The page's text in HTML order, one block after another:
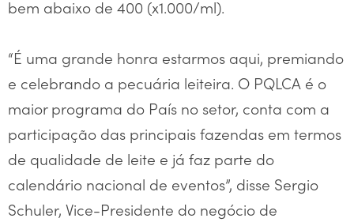
bem abaixo de 400 (x1.000/ml).
“É uma grande honra estarmos aqui, premiando
e celebrando a pecuária leiteira. O PQLCA é o
maior programa do País no setor, conta com a
participação das principais fazendas em termos
de qualidade de leite e já faz parte do
calendário nacional de eventos”, disse Sergio
Schuler, Vice-Presidente do negócio de